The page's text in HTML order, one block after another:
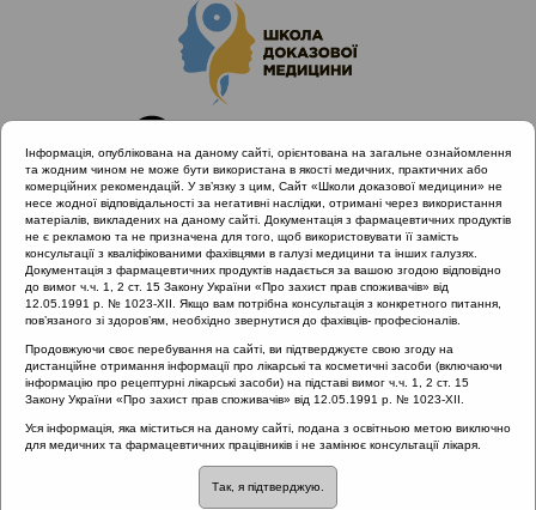
Головна
Проведені заходи
Науково-практична конференція «Сучасні стандарти
діагностики та лікування алергічного риніту»
Етіологія поліпозу: алергія чи інфекції
Етіологія поліпозу:
алергія чи інфекції
Інформація, опублікована на даному сайті, орієнтована на загальне ознайомлення
та жодним чином не може бути використана в якості медичних, практичних або
комерційних рекомендацій. У зв’язку з цим, Сайт «Школи доказової медицини» не
несе жодної відповідальності за негативні наслідки, отримані через використання
матеріалів, викладених на даному сайті. Документація з фармацевтичних продуктів
не є рекламою та не призначена для того, щоб використовувати її замість
консультації з кваліфікованими фахівцями в галузі медицини та інших галузях.
Документація з фармацевтичних продуктів надається за вашою згодою відповідно
до вимог ч.ч. 1, 2 ст. 15 Закону України «Про захист прав споживачів» від
12.05.1991 р. № 1023-XII. Якщо вам потрібна консультація з конкретного питання,
пов’язаного зі здоров’ям, необхідно звернутися до фахівців- професіоналів.
Продовжуючи своє перебування на сайті, ви підтверджуєте свою згоду на
дистанційне отримання інформації про лікарські та косметичні засоби (включаючи
інформацію про рецептурні лікарські засоби) на підставі вимог ч.ч. 1, 2 ст. 15
Закону України «Про захист прав споживачів» від 12.05.1991 р. № 1023-XII.
Уся інформація, яка міститься на даному сайті, подана з освітньою метою виключно
для медичних та фармацевтичних працівників і не замінює консультації лікаря.
Так, я підтверджую.